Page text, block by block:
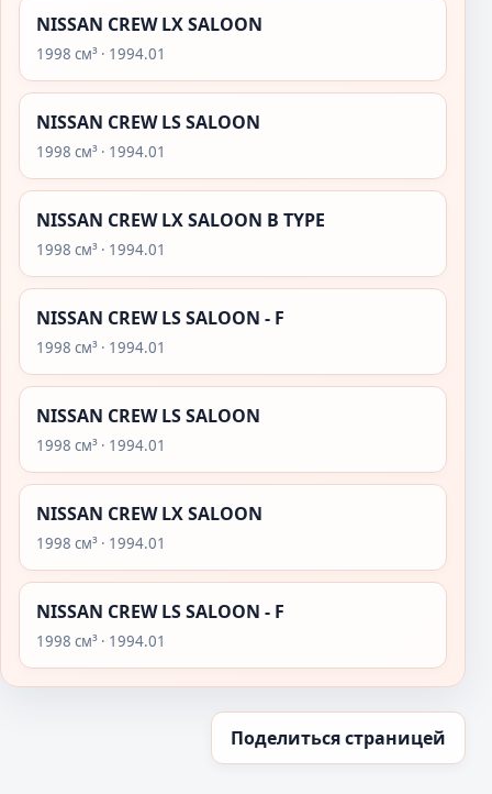
NISSAN CREW LX SALOON
1998 см³ · 1994.01
NISSAN CREW LS SALOON
1998 см³ · 1994.01
NISSAN CREW LX SALOON B TYPE
1998 см³ · 1994.01
NISSAN CREW LS SALOON - F
1998 см³ · 1994.01
NISSAN CREW LS SALOON
1998 см³ · 1994.01
NISSAN CREW LX SALOON
1998 см³ · 1994.01
NISSAN CREW LS SALOON - F
1998 см³ · 1994.01
Поделиться страницей